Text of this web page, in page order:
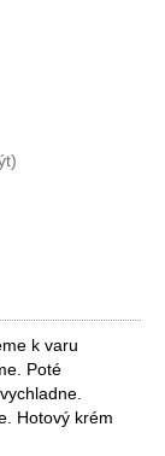
k varu
Poté
Hotový krém